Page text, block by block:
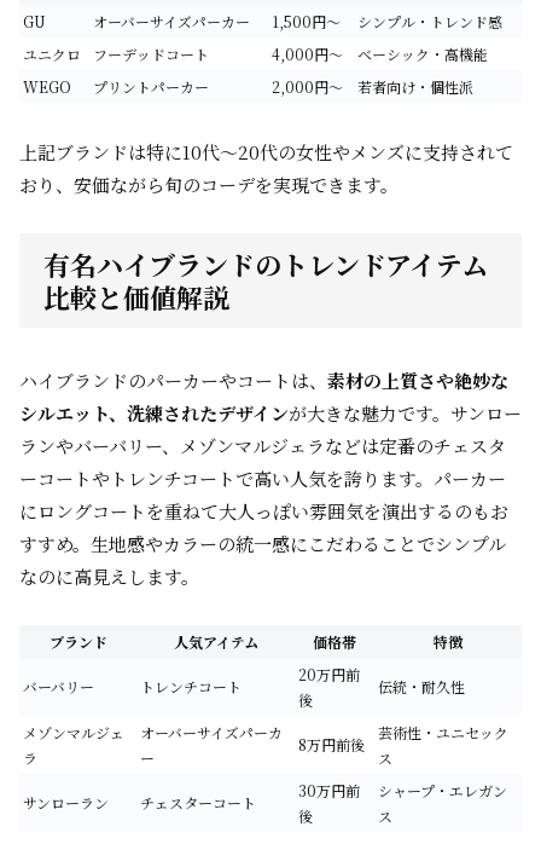
GU
オーバーサイズパーカー 1,500円～
シンプル・トレンド感
ユニクロ
フーデッドコート 4,000円～
ベーシック・高機能
WEGO
プリントパーカー 2,000円～ 若者向け・個性派
上記ブランドは特に10代～20代の女性やメンズに支持されて
おり、安価ながら旬のコーデを実現できます。
有名ハイブランドのトレンドアイテム
比較と価値解説
ハイブランドのパーカーやコートは、 素材の上質さや絶妙な
シルエット、洗練されたデザインが大きな魅力です。サンロー
ランやバーバリー、メゾンマルジェラなどは定番のチェスタ
ーコートやトレンチコートで高い人気を誇ります。パーカー
にロングコートを重ねて大人っぽい雰囲気を演出するのもお
すすめ。生地感やカラーの統一感にこだわることでシンプル
なのに高見えします。
ブランド 人気アイテム 価格帯 特徴
バーバリー トレンチコート
20万円前
後
伝統・耐久性
メゾンマルジェ
ラ
オーバーサイズパーカ
ー
8万円前後
芸術性・ユニセック
ス
サンローラン チェスターコート
30万円前
後
シャープ・エレガン
ス